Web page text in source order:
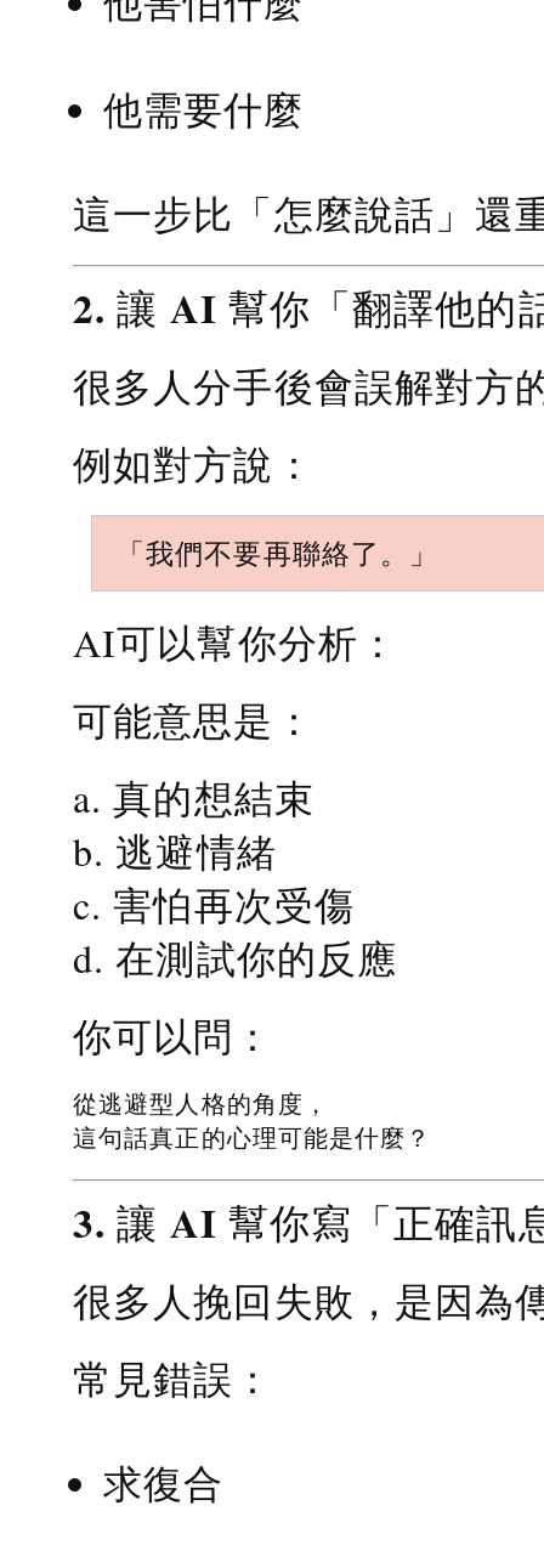
他需要什麼
這一步比「怎麼說話」還
2. 讓 AI 幫你「翻譯他的
很多人分手後會誤解對方
例如對方說：
「我們不要再聯絡了。」
AI可以幫你分析：
可能意思是：
a. 真的想結束
b. 逃避情緒
c. 害怕再次受傷
d. 在測試你的反應
你可以問：
從逃避型人格的角度，
這句話真正的心理可能是什麼？
3. 讓 AI 幫你寫「正確訊
很多人挽回失敗，是因為
常見錯誤：
求復合